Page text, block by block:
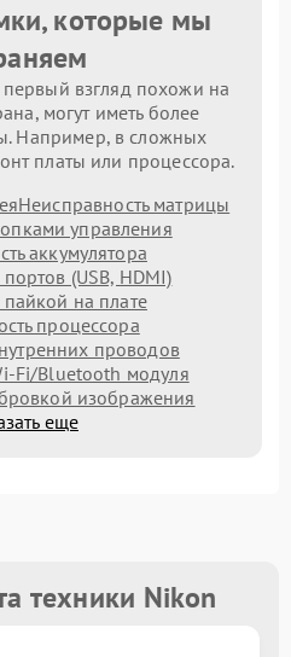
которые мы
взгляд похожи на
могут иметь более
Например, в сложных
платы или процессора.
Неисправность матрицы
управления
аккумулятора
(USB, HDMI)
на плате
процессора
проводов
Fi/Bluetooth модуля
изображения
еще
техники Nikon